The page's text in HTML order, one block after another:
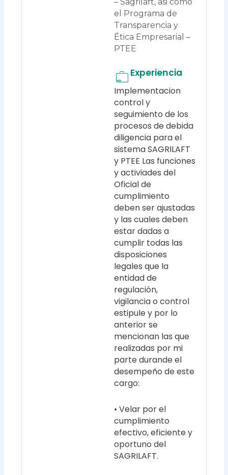
el Programa de
Transparencia y
Ética Empresarial –
PTEE
Experiencia
Implementacion
control y
seguimiento de los
procesos de debida
diligencia para el
sistema SAGRILAFT
y PTEE Las funciones
y activiades del
Oficial de
cumplimiento
deben ser ajustadas
y las cuales deben
estar dadas a
cumplir todas las
disposiciones
legales que la
entidad de
regulación,
vigilancia o control
estipule y por lo
anterior se
mencionan las que
realizadas por mi
parte durande el
desempeño de este
cargo:
• Velar por el
cumplimiento
efectivo, eficiente y
oportuno del
SAGRILAFT.